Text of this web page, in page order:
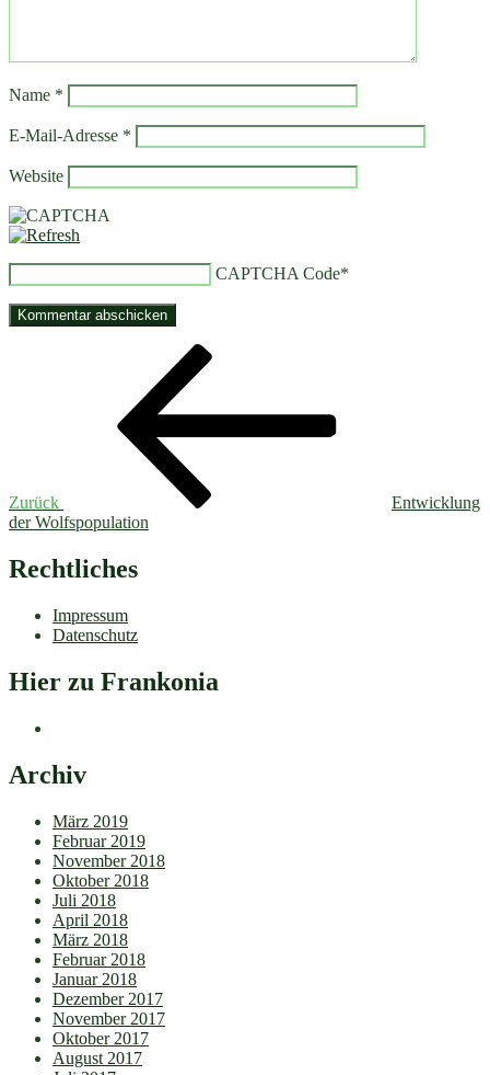
Name *
E-Mail-Adresse *
Website
CAPTCHA Code*
Beitragsnavigation
Zurück
Entwicklung
der Wolfspopulation
Rechtliches
Impressum
Datenschutz
Hier zu Frankonia
Archiv
März 2019
Februar 2019
November 2018
Oktober 2018
Juli 2018
April 2018
März 2018
Februar 2018
Januar 2018
Dezember 2017
November 2017
Oktober 2017
August 2017